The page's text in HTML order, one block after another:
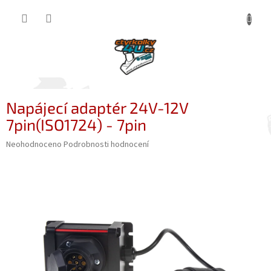
Napájecí adaptér 24V-12V
7pin(ISO1724) - 7pin
Průměrné
Neohodnoceno Podrobnosti hodnocení